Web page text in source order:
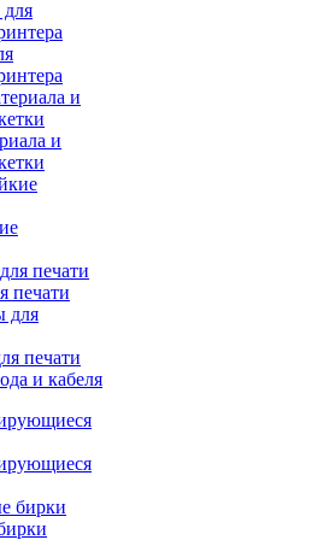
и
печати
печати
и кабеля